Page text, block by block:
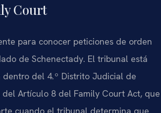
Court
para conocer peticiones de orden
de Schenectady. El tribunal está
dentro del 4.º Distrito Judicial de
Artículo 8 del Family Court Act, que
cuando el tribunal determina que